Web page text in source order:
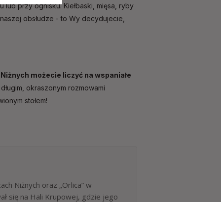
przy ognisku. Kiełbaski, mięsa, ryby
obsłudze - to Wy decydujecie,
możecie liczyć na wspaniałe
okraszonym rozmowami
stołem!
Niżnych oraz „Orlica” w
się na Hali Krupowej, gdzie jego